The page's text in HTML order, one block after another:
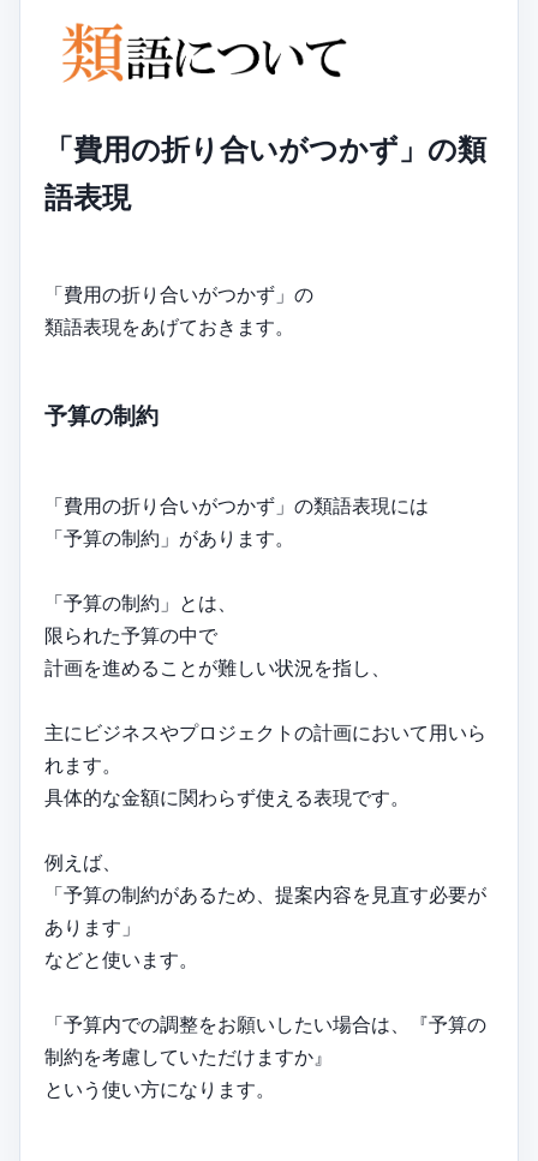
「費用の折り合いがつかず」の類
語表現
「費用の折り合いがつかず」の
類語表現をあげておきます。
予算の制約
「費用の折り合いがつかず」の類語表現には
「予算の制約」があります。
「予算の制約」とは、
限られた予算の中で
計画を進めることが難しい状況を指し、
主にビジネスやプロジェクトの計画において用いら
れます。
具体的な金額に関わらず使える表現です。
例えば、
「予算の制約があるため、提案内容を見直す必要が
あります」
などと使います。
「予算内での調整をお願いしたい場合は、『予算の
制約を考慮していただけますか』
という使い方になります。